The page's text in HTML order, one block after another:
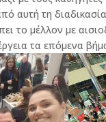
αυτή τη
το μέλλον με
τα επόμενα